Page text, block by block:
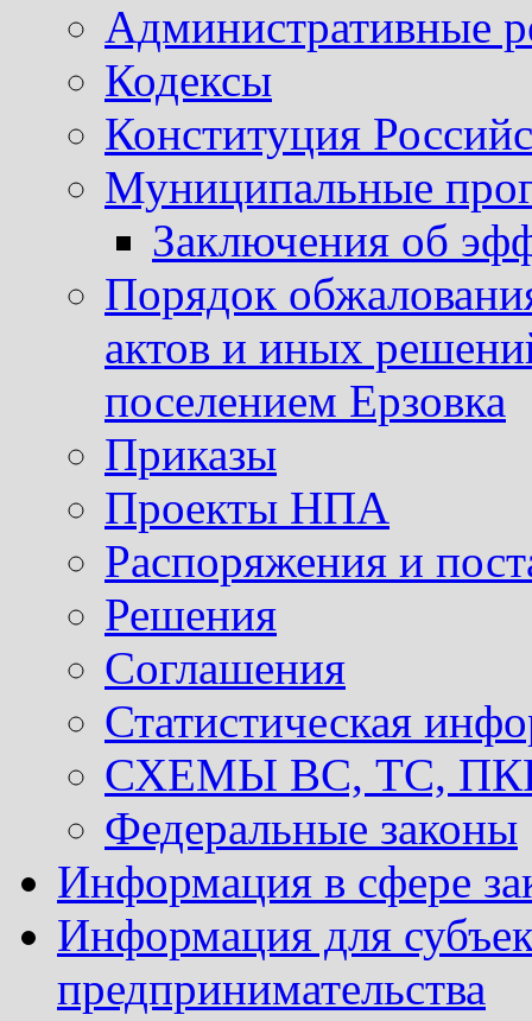
Административные
Кодексы
Конституция
Муниципальные
Заключения об
Порядок
актов и иных
поселением Ерзовка
Приказы
Проекты НПА
Распоряжения и
Решения
Соглашения
Статистическая
СХЕМЫ ВС, ТС, ПКР
Федеральные законы
Информация в сфере
Информация для
предпринимательства